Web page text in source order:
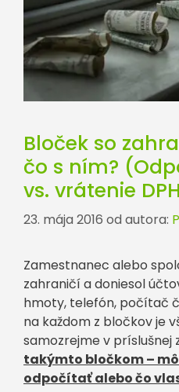
Bloček so
čo s ním?
vs. vrátenie
23. mája 2016 od autora:
Zamestnanec alebo
zahraničí a doniesol
hmoty, telefón, počítač
na každom z bločkov je
samozrejme v príslušnej
takýmto bločkom –
odpočítať alebo čo